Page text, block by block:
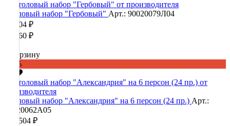
Столовый набор "Гербовый" Арт.: 90020079Л04
36 904 ₽
92 260 ₽
В корзину
-60%
Столовый набор "Александрия" на 6 персон (24 пр.) Арт.:
90020062А05
474 504 ₽